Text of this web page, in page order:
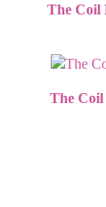
The Coil
The Coil